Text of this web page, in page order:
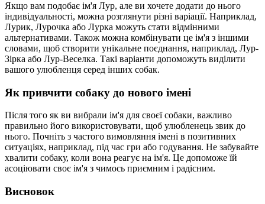
Якщо вам подобає ім'я Лур, але ви хочете додати до нього
індивідуальності, можна розглянути різні варіації. Наприклад,
Лурик, Лурочка або Лурка можуть стати відмінними
альтернативами. Також можна комбінувати це ім'я з іншими
словами, щоб створити унікальне поєднання, наприклад, Лур-
Зірка або Лур-Веселка. Такі варіанти допоможуть виділити
вашого улюбленця серед інших собак.
Як привчити собаку до нового імені
Після того як ви вибрали ім'я для своєї собаки, важливо
правильно його використовувати, щоб улюбленець звик до
нього. Почніть з частого вимовляння імені в позитивних
ситуаціях, наприклад, під час гри або годування. Не забувайте
хвалити собаку, коли вона реагує на ім'я. Це допоможе їй
асоціювати своє ім'я з чимось приємним і радісним.
Висновок